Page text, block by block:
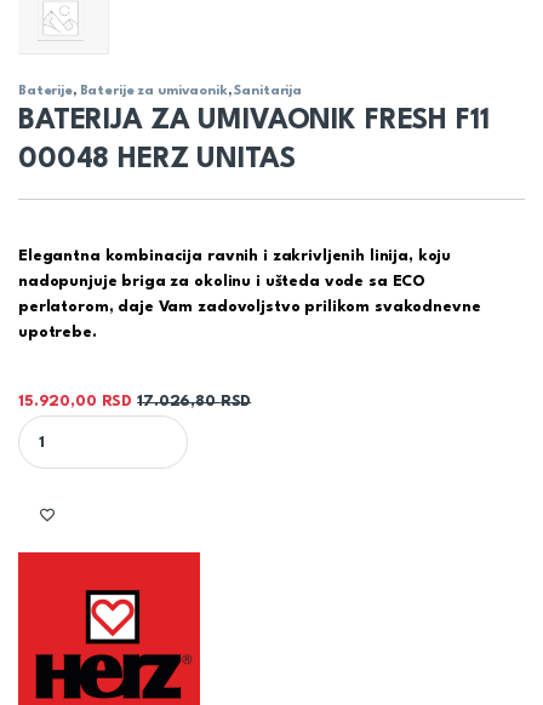
Baterije, Baterije za umivaonik,Sanitarija
BATERIJA ZA UMIVAONIK FRESH F11
00048 HERZ UNITAS
Elegantna kombinacija ravnih i zakrivljenih linija, koju
nadopunjuje briga za okolinu i ušteda vode sa ECO
perlatorom, daje Vam zadovoljstvo prilikom svakodnevne
upotrebe.
15.920,00 RSD 17.026,80RSD
BATERIJA ZA UMIVAONIK FRESH F11 00048 HERZ UNITAS quantity